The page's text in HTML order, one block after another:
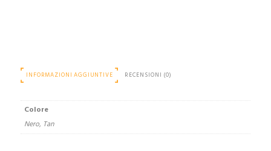
INFORMAZIONI AGGIUNTIVE RECENSIONI (0)
Colore
Nero, Tan